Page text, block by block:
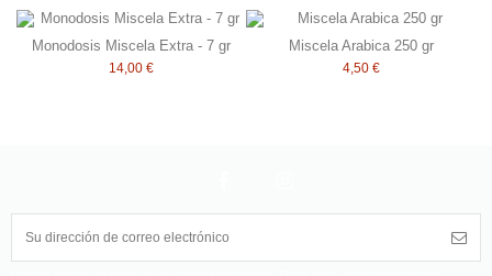
Monodosis Miscela Extra - 7 gr
14,00 €
Miscela Arabica 250 gr
4,50 €